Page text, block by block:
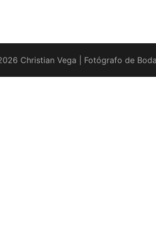
Christian Vega | Fotógrafo de